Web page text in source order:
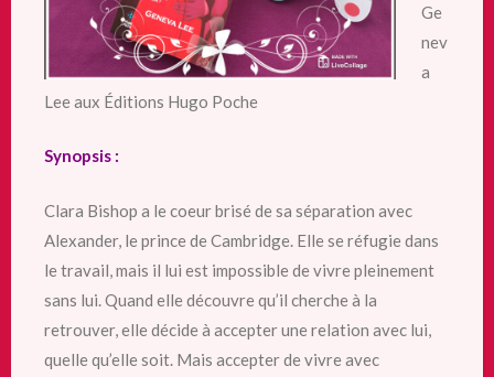
Ge
nev
a
Lee aux Éditions Hugo Poche
Synopsis :
Clara Bishop a le coeur brisé de sa séparation avec
Alexander, le prince de Cambridge. Elle se réfugie dans
le travail, mais il lui est impossible de vivre pleinement
sans lui. Quand elle découvre qu’il cherche à la
retrouver, elle décide à accepter une relation avec lui,
quelle qu’elle soit. Mais accepter de vivre avec